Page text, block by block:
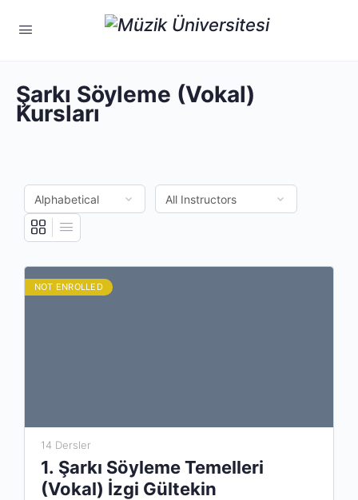
Şarkı Söyleme (Vokal)
Kursları
NOT ENROLLED
14 Dersler
1. Şarkı Söyleme Temelleri
(Vokal) İzgi Gültekin